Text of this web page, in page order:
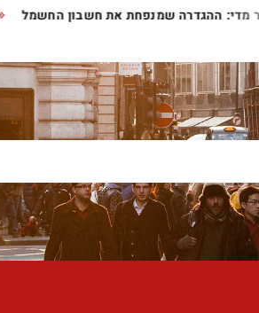
מדי: ההגדרה שמנפחת את חשבון החשמל